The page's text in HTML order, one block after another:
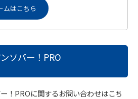
ムはこちら
ソバー！PRO
！PROに関するお問い合わせはこち